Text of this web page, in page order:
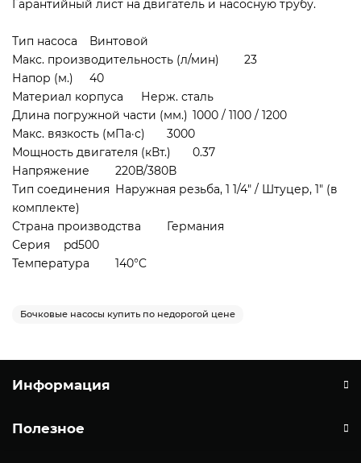
Гарантийный лист на двигатель и насосную трубу.
Тип насоса
Винтовой
Макс. производительность (л/мин)
23
Напор (м.)
40
Материал корпуса
Нерж. сталь
Длина погружной части (мм.) 1000 / 1100 / 1200
Макс. вязкость (мПа·с)
3000
Мощность двигателя (кВт.)
0.37
Напряжение
220В/380В
Тип соединения Наружная резьба, 1 1/4" / Штуцер, 1" (в
комплекте)
Страна производства
Германия
Серия
pd500
Температура
140°C
Бочковые насосы купить по недорогой цене
Информация
Полезное